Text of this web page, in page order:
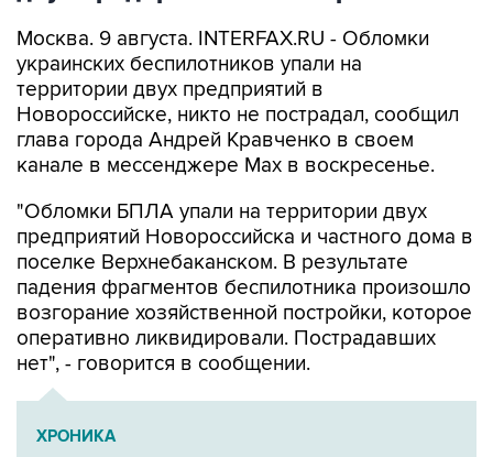
Москва. 9 августа. INTERFAX.RU - Обломки
украинских беспилотников упали на
территории двух предприятий в
Новороссийске, никто не пострадал, сообщил
глава города Андрей Кравченко в своем
канале в мессенджере Max в воскресенье.
"Обломки БПЛА упали на территории двух
предприятий Новороссийска и частного дома в
поселке Верхнебаканском. В результате
падения фрагментов беспилотника произошло
возгорание хозяйственной постройки, которое
оперативно ликвидировали. Пострадавших
нет", - говорится в сообщении.
ХРОНИКА